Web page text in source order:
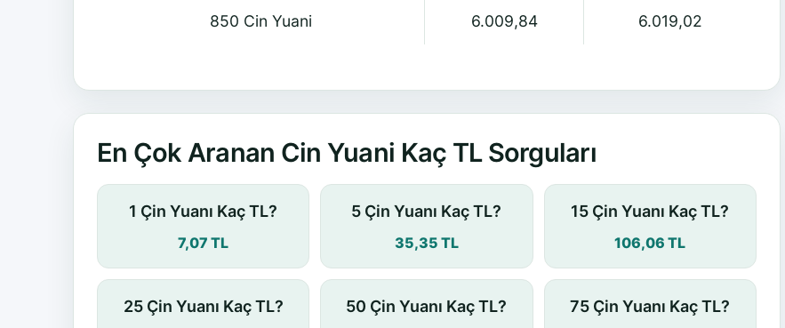
850 Cin Yuani 6.009,84 6.019,02
En Çok Aranan Cin Yuani Kaç TL Sorguları
1 Çin Yuanı Kaç TL?
7,07 TL
5 Çin Yuanı Kaç TL?
35,35 TL
15 Çin Yuanı Kaç TL?
106,06 TL
25 Çin Yuanı Kaç TL? 50 Çin Yuanı Kaç TL? 75 Çin Yuanı Kaç TL?